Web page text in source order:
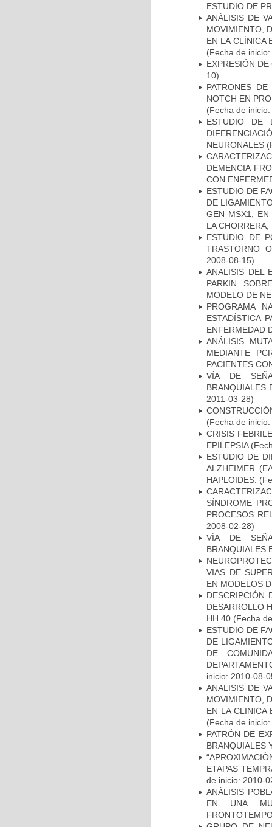
ESTUDIO DE
ANÁLISIS DE
MOVIMIENTO,
EN LA CLÍNICA
(Fecha de
EXPRESIÓN
10)
PATRONES
NOTCH EN
(Fecha de
ESTUDIO DE
NEURONALES
DEMENCIA
CON
ESTUDIO DE
DE
GEN MSX1, EN
LA
ESTUDIO DE
TRASTORNO
2008-08-15)
ANALISIS DEL
PARKIN
MODELO DE
PROGRAMA
ESTADÍSTICA
ENFERMEDAD
ANÁLISIS
MEDIANTE
PACIENTES
VÍA DE
BRANQUIALES
2011-03-28)
(Fecha de
CRISIS
EPILEPSIA
ESTUDIO DE
ALZHEIMER
HAPLOIDES.
SÍNDROME
PROCESOS
2008-02-28)
VÍA DE
BRANQUIALES
VIAS DE
EN MODELOS
DESCRIPCIÓN
DESARROLLO
HH 40 (Fecha
ESTUDIO DE
DE
DE
inicio: 2010-08-
ANALISIS DE
MOVIMIENTO,
EN LA CLINICA
(Fecha de
PATRÓN DE
BRANQUIALES
ETAPAS
de inicio: 2010-
ANÁLISIS
EN UNA